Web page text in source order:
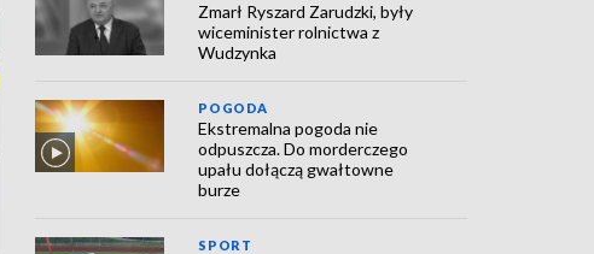
Zmarł Ryszard Zarudzki, były
wiceminister rolnictwa z
Wudzynka
POGODA
Ekstremalna pogoda nie
odpuszcza. Do morderczego
upału dołączą gwałtowne
burze
SPORT